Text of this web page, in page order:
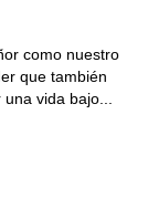
como nuestro
que también
vida bajo...